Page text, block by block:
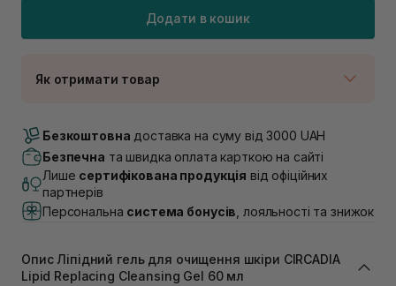
Додати в кошик
Як отримати товар
В наявності
Самовивіз м. Луцьк, вул. Винниченка 4
В наявності
Самовивіз м. Львів, вул. Академіка Підстригача, 1В
(Duck’s Lake)
В наявності
В наявності
Самовивіз м. Львів, вул. Степана Бандери 45
Безкоштовна доставка на суму від 3000 UAH
Безпечна та швидка оплата карткою на сайті
Лише сертифікована продукція від офіційних
партнерів
Персональна система бонусів , лояльності та знижок
Опис Ліпідний гель для очищення шкіри CIRCADIA
Lipid Replacing Cleansing Gel 60 мл